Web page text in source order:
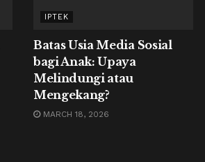
IPTEK
Batas Usia Media Sosial
bagi Anak: Upaya
Melindungi atau
Mengekang?
MARCH 18, 2026